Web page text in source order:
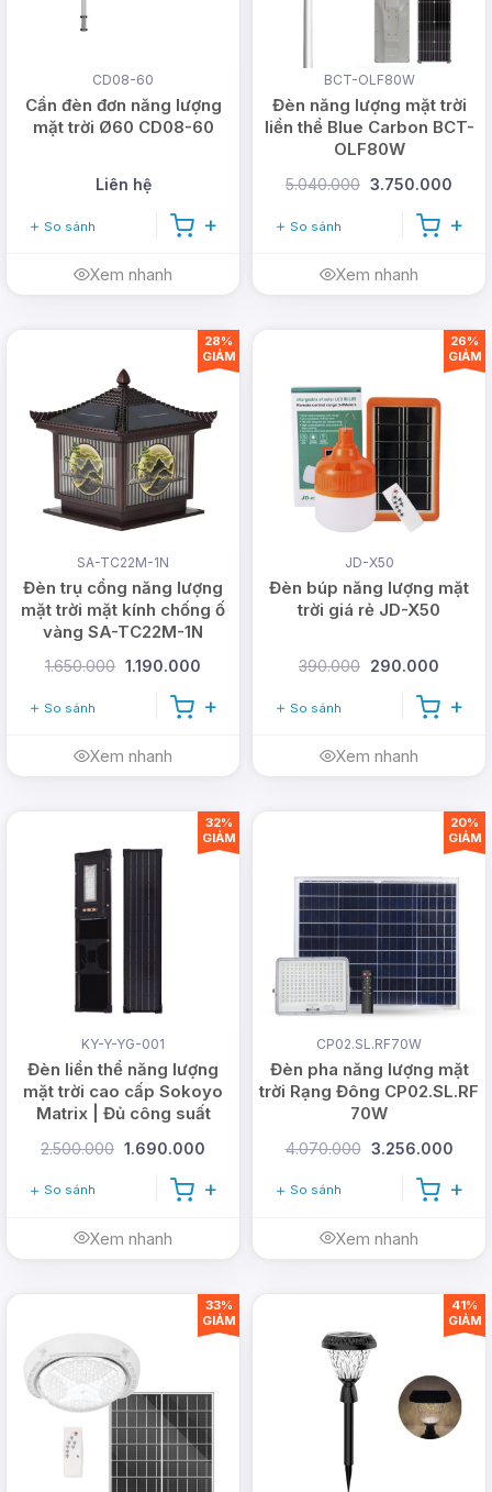
CD08-60
Cần đèn đơn năng lượng
mặt trời Ø60 CD08-60
Liên hệ
So sánh
Xem nhanh
BCT-OLF80W
Đèn năng lượng mặt trời
liền thể Blue Carbon BCT-
OLF80W
5.040.000 3.750.000
So sánh
Xem nhanh
SA-TC22M-1N
Đèn trụ cổng năng lượng
mặt trời mặt kính chống ố
vàng SA-TC22M-1N
1.650.000 1.190.000
So sánh
Xem nhanh
28%
GIẢM
JD-X50
Đèn búp năng lượng mặt
trời giá rẻ JD-X50
390.000 290.000
So sánh
Xem nhanh
26%
GIẢM
KY-Y-YG-001
Đèn liền thể năng lượng
mặt trời cao cấp Sokoyo
Matrix | Đủ công suất
2.500.000 1.690.000
So sánh
Xem nhanh
32%
GIẢM
CP02.SL.RF70W
Đèn pha năng lượng mặt
trời Rạng Đông CP02.SL.RF
70W
4.070.000 3.256.000
So sánh
Xem nhanh
20%
GIẢM
33%
GIẢM
41%
GIẢM